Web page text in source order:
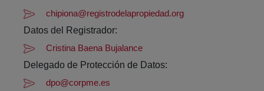
chipiona@registrodelapropiedad.org
Datos del Registrador:
Cristina Baena Bujalance
Delegado de Protección de Datos:
dpo@corpme.es